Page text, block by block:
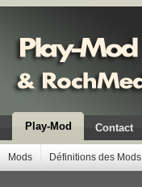
Play-Mod Contact
Mods Définitions des Mods